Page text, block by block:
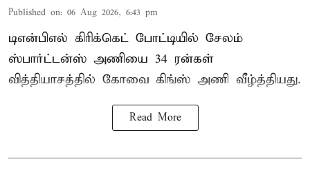
Published on: 06 Aug 2026, 6:43 pm
டிஎன்பிஎல் கிரிக்கெட் போட்டியில் சேலம்
ஸ்பார்ட்டன்ஸ் அணியை 34 ரன்கள்
வித்தியாசத்தில் கோவை கிங்ஸ் அணி வீழ்த்தியது.
Read More